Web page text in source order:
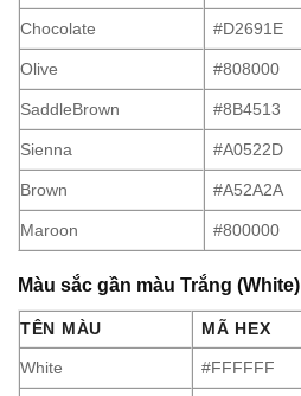
Chocolate #D2691E
Olive #808000
SaddleBrown #8B4513
Sienna #A0522D
Brown #A52A2A
Maroon #800000
Màu sắc gần màu Trắng (White)
TÊN MÀU MÃ HEX
White #FFFFFF